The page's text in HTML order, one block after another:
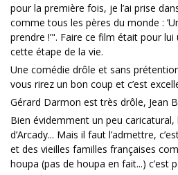
pour la première fois, je l’ai prise
comme tous les pères du monde :
prendre !’". Faire ce film était pour
cette étape de la vie.
Une comédie drôle et sans
vous rirez un bon coup et c’est
Gérard Darmon est très drôle, Jean
Bien évidemment un peu
d’Arcady... Mais il faut l’admettre,
et des vieilles familles françaises
houpa (pas de houpa en fait...) c’est